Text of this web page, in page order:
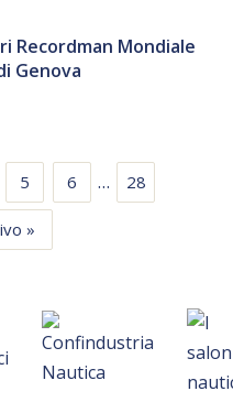
Recordman Mondiale
Genova
5 6 … 28
»